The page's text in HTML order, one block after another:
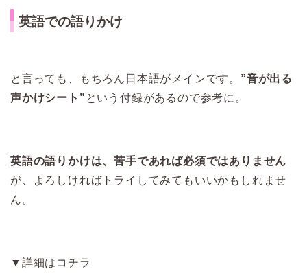
英語での語りかけ
と言っても、もちろん日本語がメインです。 ”音が出る
声かけシート” という付録があるので参考に。
英語の語りかけは、苦手であれば必須ではありません
が、よろしければトライしてみてもいいかもしれませ
ん。
▼詳細はコチラ